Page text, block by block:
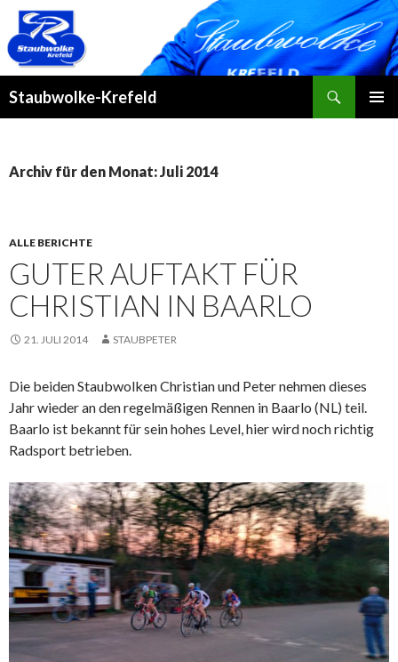
Staubwolke-Krefeld
Archiv für den Monat: Juli 2014
ALLE BERICHTE
GUTER AUFTAKT FÜR
CHRISTIAN IN BAARLO
21. JULI 2014 STAUBPETER
Die beiden Staubwolken Christian und Peter nehmen dieses
Jahr wieder an den regelmäßigen Rennen in Baarlo (NL) teil.
Baarlo ist bekannt für sein hohes Level, hier wird noch richtig
Radsport betrieben.